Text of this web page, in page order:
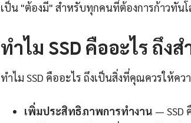
เป็น "ต้องมี" สำหรับทุกคนที่ต้องการก้าวทันโ
ทำไม SSD คืออะไร ถึ
ทำไม SSD คืออะไร ถึงเป็นสิ่งที่คุณควรให้ค
เพิ่มประสิทธิภาพการทำงาน — SSD